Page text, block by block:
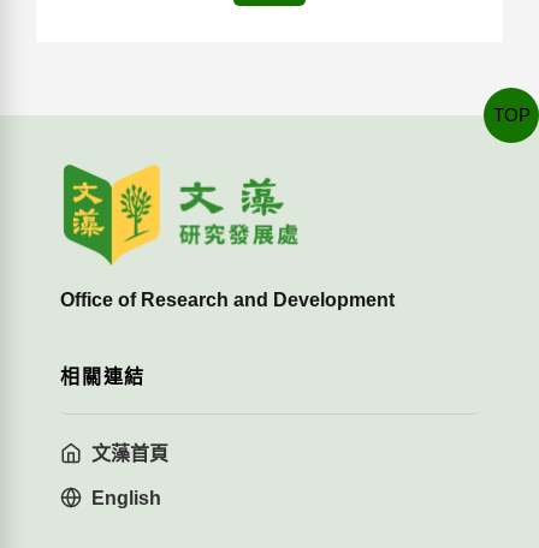
Office of Research and Development
相關連結
文藻首頁
English
TOP